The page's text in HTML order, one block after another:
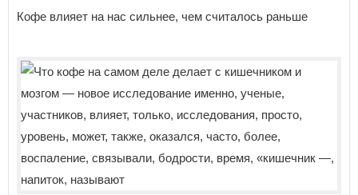
Кофе влияет на нас сильнее, чем считалось раньше